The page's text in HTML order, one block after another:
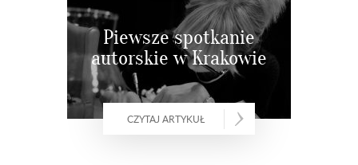
Piewsze spotkanie
autorskie w Krakowie
CZYTAJ ARTYKUŁ